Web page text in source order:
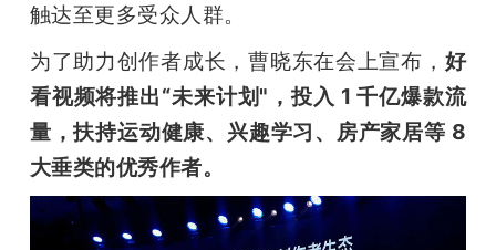
触达至更多受众人群。
为了助力创作者成长，曹晓东在会上宣布， 好
看视频将推出“未来计划"，投入 1 千亿爆款流
量，扶持运动健康、兴趣学习、房产家居等 8
大垂类的优秀作者。